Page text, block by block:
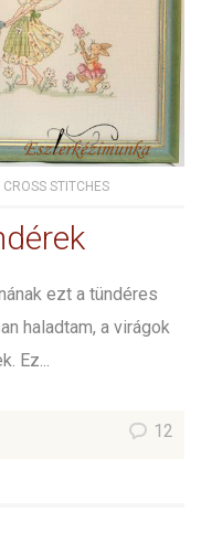
CROSS STITCHES
ezt a tündéres
haladtam, a virágok
Ez...
12